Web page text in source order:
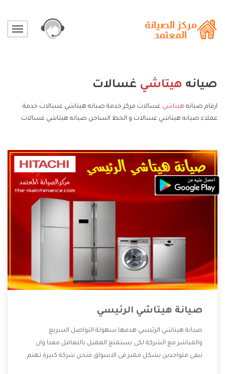
صيانه هيتاشي غسالات
ارقام صيانه هيتاشي غسالات مركز خدمة صيانه هيتاشي غسالات خدمة
عملاء صيانه هيتاشي غسالات و الخط الساخن صيانه هيتاشي غسالات.
صيانة هيتاشي الرئيسي
صيانة هيتاشي الرئيسي هدفها سهولة التواصل السريع
والمباشر مع الشركة لكى يستمتع العميل بالتعامل معنا وان
نبقى متواجدين بشكل مميز فى الاسواق فنحن شركة كبيرة نهتم